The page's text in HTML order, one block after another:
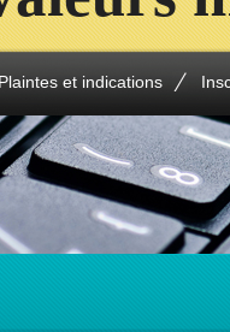
Plaintes et indications